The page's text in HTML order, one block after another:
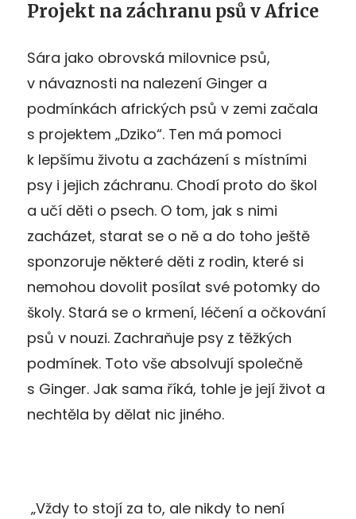
Projekt na záchranu psů v Africe
Sára jako obrovská milovnice psů,
v návaznosti na nalezení Ginger a
podmínkách afrických psů v zemi začala
s projektem „Dziko“. Ten má pomoci
k lepšímu životu a zacházení s místními
psy i jejich záchranu. Chodí proto do škol
a učí děti o psech. O tom, jak s nimi
zacházet, starat se o ně a do toho ještě
sponzoruje některé děti z rodin, které si
nemohou dovolit posílat své potomky do
školy. Stará se o krmení, léčení a očkování
psů v nouzi. Zachraňuje psy z těžkých
podmínek. Toto vše absolvují společně
s Ginger. Jak sama říká, tohle je její život a
nechtěla by dělat nic jiného.
„Vždy to stojí za to, ale nikdy to není